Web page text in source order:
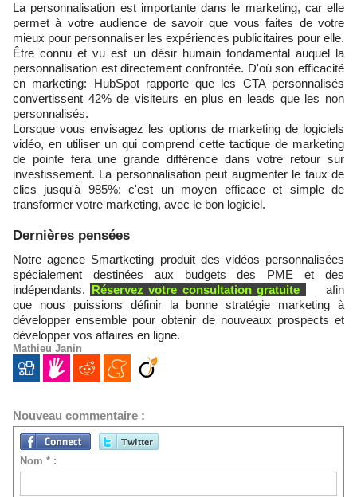
La personnalisation est importante dans le marketing, car elle
permet à votre audience de savoir que vous faites de votre
mieux pour personnaliser les expériences publicitaires pour elle.
Être connu et vu est un désir humain fondamental auquel la
personnalisation est directement confrontée. D'où son efficacité
en marketing: HubSpot rapporte que les CTA personnalisés
convertissent 42% de visiteurs en plus en leads que les non
personnalisés.
Lorsque vous envisagez les options de marketing de logiciels
vidéo, en utiliser un qui comprend cette tactique de marketing
de pointe fera une grande différence dans votre retour sur
investissement. La personnalisation peut augmenter le taux de
clics jusqu'à 985%: c'est un moyen efficace et simple de
transformer votre marketing, avec le bon logiciel.
Dernières pensées
Notre agence Smartketing produit des vidéos personnalisées
spécialement destinées aux budgets des PME et des
indépendants. Réservez votre consultation gratuite
afin
que nous puissions définir la bonne stratégie marketing à
développer ensemble pour obtenir de nouveaux prospects et
développer vos affaires en ligne.
Mathieu Janin
Nouveau commentaire :
Nom * :